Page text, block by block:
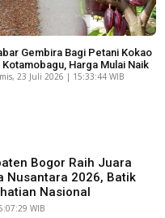
Gembira Bagi Petani Kokao
Kotamobagu, Harga Mulai Naik
23 Juli 2026 | 15:33:44 WIB
Bogor Raih Juara
Nusantara 2026, Batik
Nasional
WIB